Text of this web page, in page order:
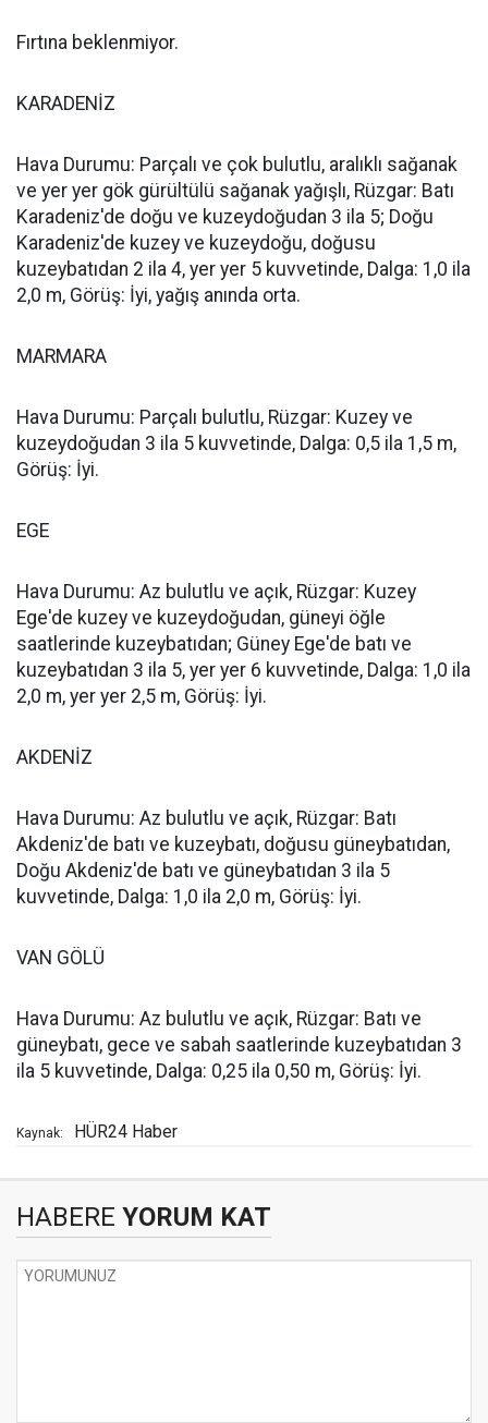
Fırtına beklenmiyor.
KARADENİZ
Hava Durumu: Parçalı ve çok bulutlu, aralıklı sağanak
ve yer yer gök gürültülü sağanak yağışlı, Rüzgar: Batı
Karadeniz'de doğu ve kuzeydoğudan 3 ila 5; Doğu
Karadeniz'de kuzey ve kuzeydoğu, doğusu
kuzeybatıdan 2 ila 4, yer yer 5 kuvvetinde, Dalga: 1,0 ila
2,0 m, Görüş: İyi, yağış anında orta.
MARMARA
Hava Durumu: Parçalı bulutlu, Rüzgar: Kuzey ve
kuzeydoğudan 3 ila 5 kuvvetinde, Dalga: 0,5 ila 1,5 m,
Görüş: İyi.
EGE
Hava Durumu: Az bulutlu ve açık, Rüzgar: Kuzey
Ege'de kuzey ve kuzeydoğudan, güneyi öğle
saatlerinde kuzeybatıdan; Güney Ege'de batı ve
kuzeybatıdan 3 ila 5, yer yer 6 kuvvetinde, Dalga: 1,0 ila
2,0 m, yer yer 2,5 m, Görüş: İyi.
AKDENİZ
Hava Durumu: Az bulutlu ve açık, Rüzgar: Batı
Akdeniz'de batı ve kuzeybatı, doğusu güneybatıdan,
Doğu Akdeniz'de batı ve güneybatıdan 3 ila 5
kuvvetinde, Dalga: 1,0 ila 2,0 m, Görüş: İyi.
VAN GÖLÜ
Hava Durumu: Az bulutlu ve açık, Rüzgar: Batı ve
güneybatı, gece ve sabah saatlerinde kuzeybatıdan 3
ila 5 kuvvetinde, Dalga: 0,25 ila 0,50 m, Görüş: İyi.
Kaynak: HÜR24 Haber
HABERE YORUM KAT